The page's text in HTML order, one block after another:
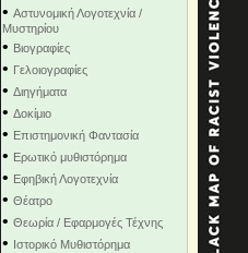
• Αστυνομική Λογοτεχνία /
Μυστηρίου
• Βιογραφίες
• Γελοιογραφίες
• Διηγήματα
• Δοκίμιο
• Επιστημονική Φαντασία
• Ερωτικό μυθιστόρημα
• Εφηβική Λογοτεχνία
• Θέατρο
• Θεωρία / Εφαρμογές Τέχνης
• Ιστορικό Μυθιστόρημα